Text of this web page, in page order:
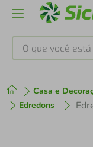
O que você está
Casa e
Edredons
1º tenis